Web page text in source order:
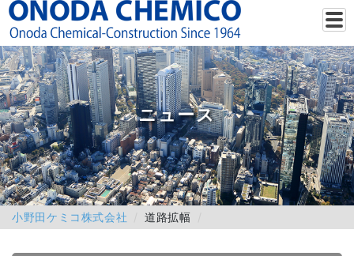
ニュース
小野田ケミコ株式会社 道路拡幅